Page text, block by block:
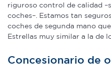
riguroso control de calidad
coches–. Estamos tan
coches de segunda mano
Estrellas muy similar a la de
Concesionario de